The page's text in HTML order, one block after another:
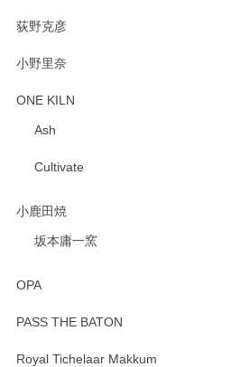
荻野克彦
小野里奈
ONE KILN
Ash
Cultivate
小鹿田焼
坂本庸一窯
OPA
PASS THE BATON
Royal Tichelaar Makkum